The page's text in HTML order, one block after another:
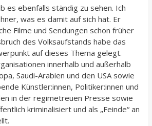
es ebenfalls ständig zu sehen. Ich
was es damit auf sich hat. Er
Filme und Sendungen schon früher
des Volksaufstands habe das
auf dieses Thema gelegt.
innerhalb und außerhalb
Saudi-Arabien und den USA sowie
Künstler:innen, Politiker:innen und
in der regimetreuen Presse sowie
kriminalisiert und als „Feinde“ an